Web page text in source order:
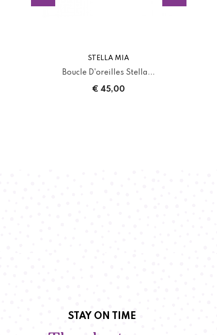
STELLA MIA
Boucle D'oreilles Stella...
€ 45,00
STAY ON TIME